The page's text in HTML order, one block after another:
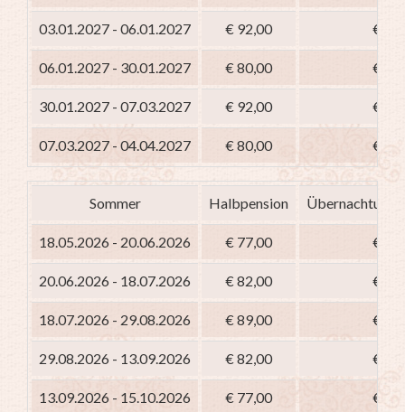
03.01.2027 - 06.01.2027 € 92,00 €
06.01.2027 - 30.01.2027 € 80,00 €
30.01.2027 - 07.03.2027 € 92,00 €
07.03.2027 - 04.04.2027 € 80,00 €
Sommer Halbpension Übernachtung
18.05.2026 - 20.06.2026 € 77,00 €
20.06.2026 - 18.07.2026 € 82,00 €
18.07.2026 - 29.08.2026 € 89,00 €
29.08.2026 - 13.09.2026 € 82,00 €
13.09.2026 - 15.10.2026 € 77,00 €